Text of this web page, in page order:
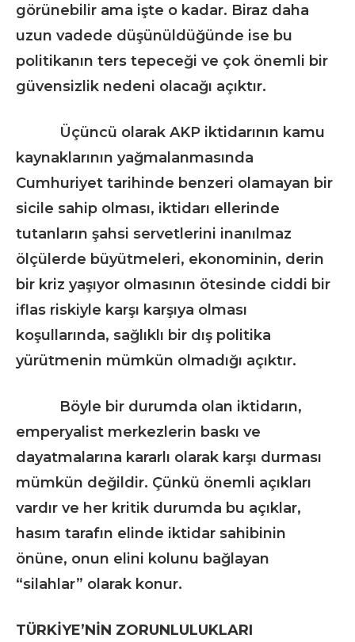
görünebilir ama işte o kadar. Biraz daha
uzun vadede düşünüldüğünde ise bu
politikanın ters tepeceği ve çok önemli bir
güvensizlik nedeni olacağı açıktır.
Üçüncü olarak AKP iktidarının kamu
kaynaklarının yağmalanmasında
Cumhuriyet tarihinde benzeri olamayan bir
sicile sahip olması, iktidarı ellerinde
tutanların şahsi servetlerini inanılmaz
ölçülerde büyütmeleri, ekonominin, derin
bir kriz yaşıyor olmasının ötesinde ciddi bir
iflas riskiyle karşı karşıya olması
koşullarında, sağlıklı bir dış politika
yürütmenin mümkün olmadığı açıktır.
Böyle bir durumda olan iktidarın,
emperyalist merkezlerin baskı ve
dayatmalarına kararlı olarak karşı durması
mümkün değildir. Çünkü önemli açıkları
vardır ve her kritik durumda bu açıklar,
hasım tarafın elinde iktidar sahibinin
önüne, onun elini kolunu bağlayan
“silahlar” olarak konur.
TÜRKİYE’NİN ZORUNLULUKLARI